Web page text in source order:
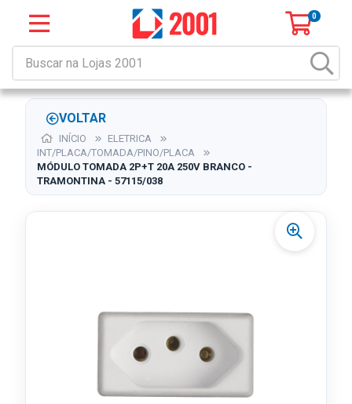
0
VOLTAR
INÍCIO
ELETRICA
INT/PLACA/TOMADA/PINO/PLACA
MÓDULO TOMADA 2P+T 20A 250V BRANCO -
TRAMONTINA - 57115/038